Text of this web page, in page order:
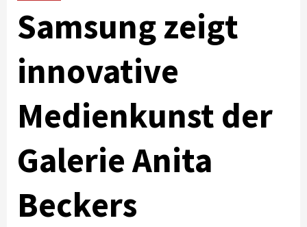
Samsung zeigt
innovative
Medienkunst der
Galerie Anita
Beckers